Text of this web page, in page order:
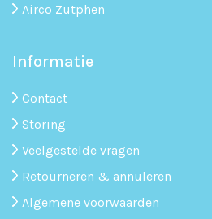
Airco Zutphen
Informatie
Contact
Storing
Veelgestelde vragen
Retourneren & annuleren
Algemene voorwaarden